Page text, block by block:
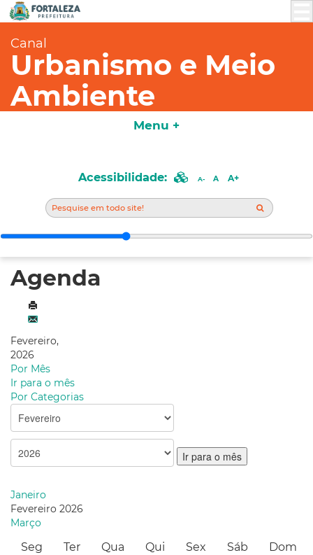
Canal
Urbanismo e Meio
Ambiente
Acessibilidade: A
Agenda
Fevereiro,
2026
Por Mês
Ir para o mês
Por Categorias
Ir para o mês
Janeiro
Fevereiro 2026
Março
Seg Ter Qua Qui Sex Sáb Dom